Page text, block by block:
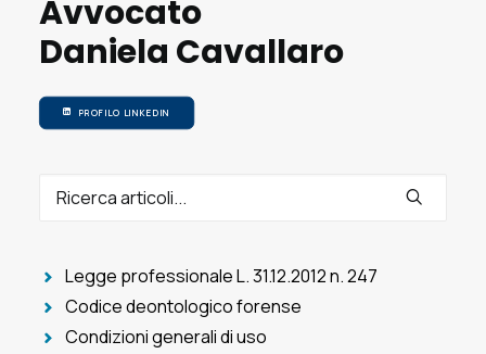
Avvocato
Daniela Cavallaro
PROFILO LINKEDIN
Legge professionale L. 31.12.2012 n. 247
Codice deontologico forense
Condizioni generali di uso